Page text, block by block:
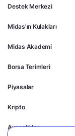
Destek Merkezi
Midas'ın Kulakları
Midas Akademi
Borsa Terimleri
Piyasalar
Kripto
Ayrıcalıklar